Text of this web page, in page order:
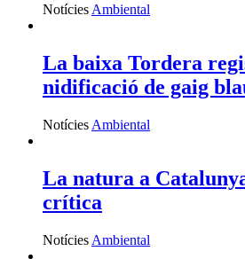
Notícies Ambiental
La baixa Tordera
nidificació de gaig
Notícies Ambiental
La natura a
crítica
Notícies Ambiental